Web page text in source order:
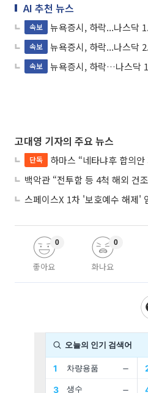
AI 추천 뉴스
속보 뉴욕증시, 하락...나스닥
속보 뉴욕증시, 하락...나스닥
속보 뉴욕증시, 하락…나스닥
고대영 기자의 주요 뉴스
단독
하마스 “네타냐후 합의안 거
좋아요
0
화나요
0